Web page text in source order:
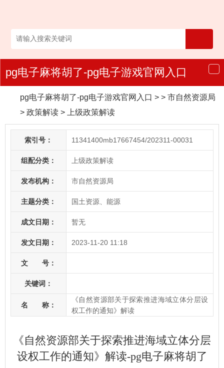
导
航
pg电子麻将胡了-pg电子游戏官网入口
pg电子麻将胡了-pg电子游戏官网入口 > > 市自然资源局
> 政策解读 > 上级政策解读
索引号： 11341400mb17667454/202311-00031
组配分类： 上级政策解读
发布机构： 市自然资源局
主题分类： 国土资源、能源
成文日期： 暂无
发文日期： 2023-11-20 11:18
文 号：
关键词：
名 称：
《自然资源部关于探索推进海域立体分层设
权工作的通知》解读
《自然资源部关于探索推进海域立体分层
设权工作的通知》解读-pg电子麻将胡了